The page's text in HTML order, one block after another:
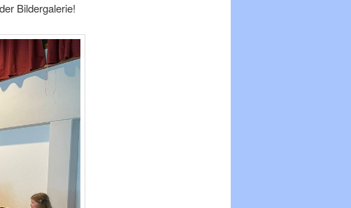
Bildergalerie!